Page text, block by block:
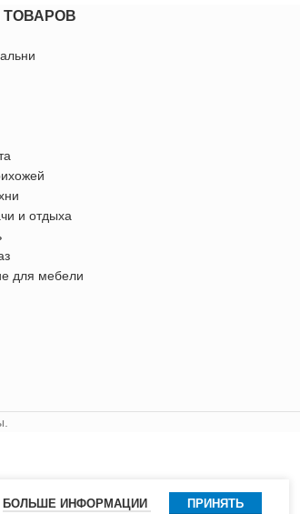
ТОВАРОВ
и отдыха
для мебели
БОЛЬШЕ ИНФОРМАЦИИ ПРИНЯТЬ